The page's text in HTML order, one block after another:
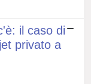
il caso di
privato a